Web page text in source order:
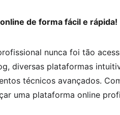
de forma fácil e rápida!
nunca foi tão
diversas plataformas
técnicos avançados.
uma plataforma online